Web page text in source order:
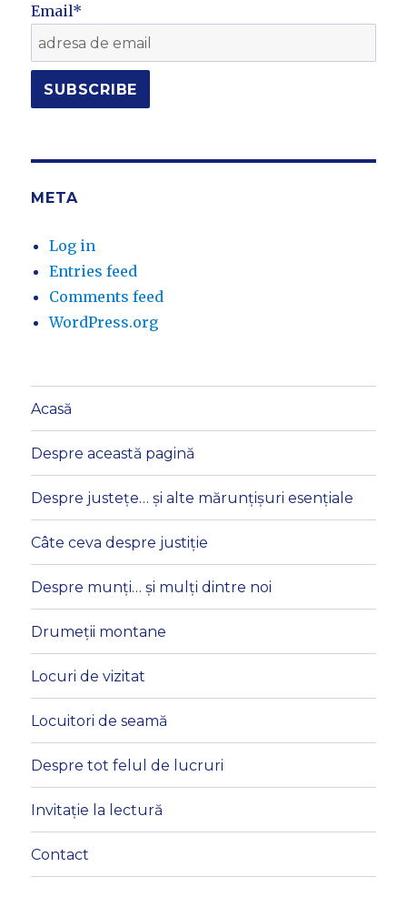
Email*
META
Log in
Entries feed
Comments feed
WordPress.org
Acasă
Despre această pagină
Despre justețe… și alte mărunțișuri esențiale
Câte ceva despre justiție
Despre munți… și mulți dintre noi
Drumeții montane
Locuri de vizitat
Locuitori de seamă
Despre tot felul de lucruri
Invitație la lectură
Contact